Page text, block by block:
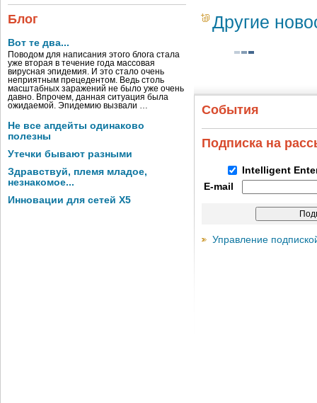
Блог
Вот те два...
Поводом для написания этого блога стала
уже вторая в течение года массовая
вирусная эпидемия. И это стало очень
неприятным прецедентом. Ведь столь
масштабных заражений не было уже очень
давно. Впрочем, данная ситуация была
ожидаемой. Эпидемию вызвали …
Не все апдейты одинаково
полезны
Утечки бывают разными
Здравствуй, племя младое,
незнакомое...
Инновации для сетей X5
Другие
События
Подписка на
Intelligent
E-mail
Управление